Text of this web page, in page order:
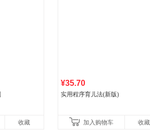
收藏
¥35.70
实用程序育儿法(新版)
加入购物车 收藏